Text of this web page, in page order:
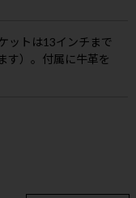
ットは13インチまで
） 。付属に牛革を